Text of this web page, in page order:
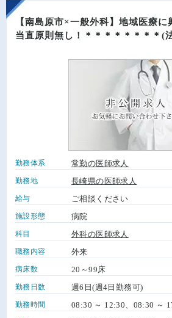
【南島原市×一般外科】地域医療に
当直原則無し！＊＊＊＊＊＊＊＊(
勤務体系 常勤の医師求人
勤務地 長崎県の医師求人
給与 ご相談ください
施設形態 病院
科目 外科の医師求人
職務内容 外来
病床数 20～99床
勤務日数 週6日(週4日勤務可)
勤務時間 08:30 ～ 12:30、08:30 ～